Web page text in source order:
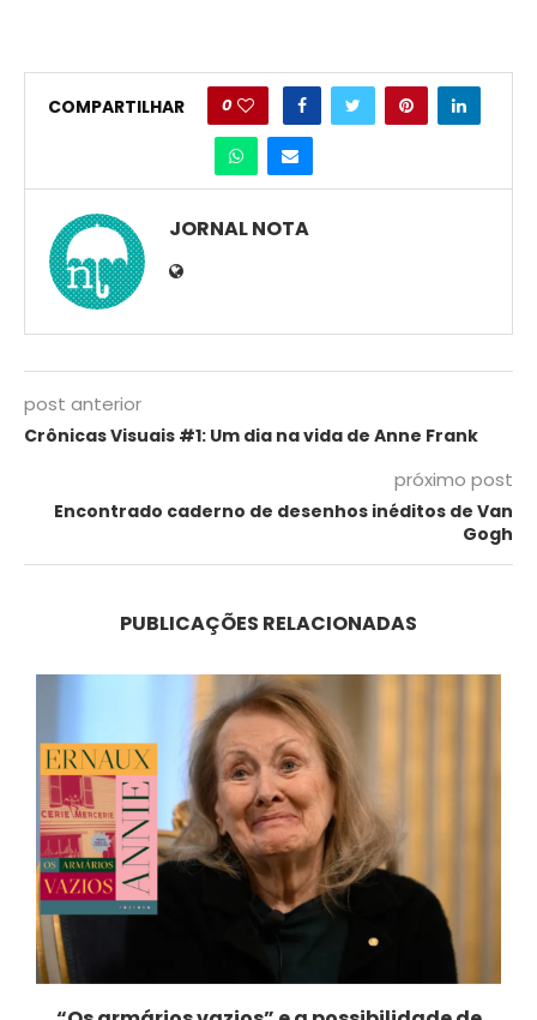
COMPARTILHAR 0
JORNAL NOTA
post anterior
Crônicas Visuais #1: Um dia na vida de Anne Frank
próximo post
Encontrado caderno de desenhos inéditos de Van
Gogh
PUBLICAÇÕES RELACIONADAS